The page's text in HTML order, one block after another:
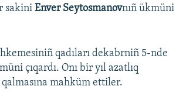
sakiniEnver Seytosmanovnıñ ükmüni
qadıları dekabrniñ 5-nde
çıqardı. Onı bir yıl azatlıq
qalmasına mahküm ettiler.